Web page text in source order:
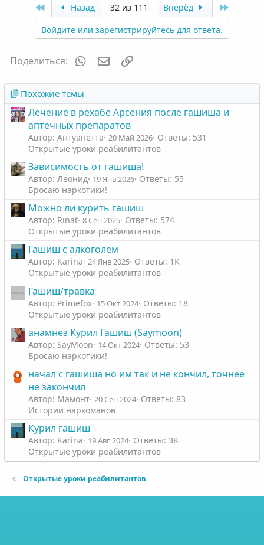
First Назад 32 из 111 Вперёд Last
Войдите или зарегистрируйтесь для ответа.
Поделиться: WhatsAppЭлектронная почта
Похожие темы
Лечение в рехабе Арсения после гашиша и
аптечных препаратов
Автор: Антуанетта 20 Май 2026 Ответы: 531
Открытые уроки реабилитантов
Зависимость от гашиша!
Автор: Леонид 19 Янв 2026 Ответы: 55
Бросаю наркотики!
Можно ли курить гашиш
Автор: Rinat 8 Сен 2025 Ответы: 574
Открытые уроки реабилитантов
Гашиш с алкоголем
Автор: Karinа 24 Янв 2025 Ответы: 1K
Открытые уроки реабилитантов
Гашиш/травка
Автор: Primefox 15 Окт 2024 Ответы: 18
Открытые уроки реабилитантов
анамнез Курил Гашиш (Saymoon)
Автор: SayMoon 14 Окт 2024 Ответы: 53
Бросаю наркотики!
начал с гашиша но им так и не кончил, точнее
не закончил
Автор: Мамонт 20 Сен 2024 Ответы: 83
Истории наркоманов
Курил гашиш
Автор: Karinа 19 Авг 2024 Ответы: 3K
Открытые уроки реабилитантов
Открытые уроки реабилитантов